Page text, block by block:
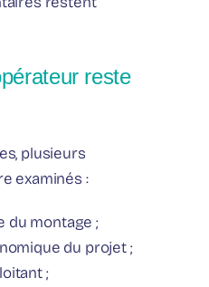
reste
plusieurs
examinés :
du montage ;
du projet ;
;